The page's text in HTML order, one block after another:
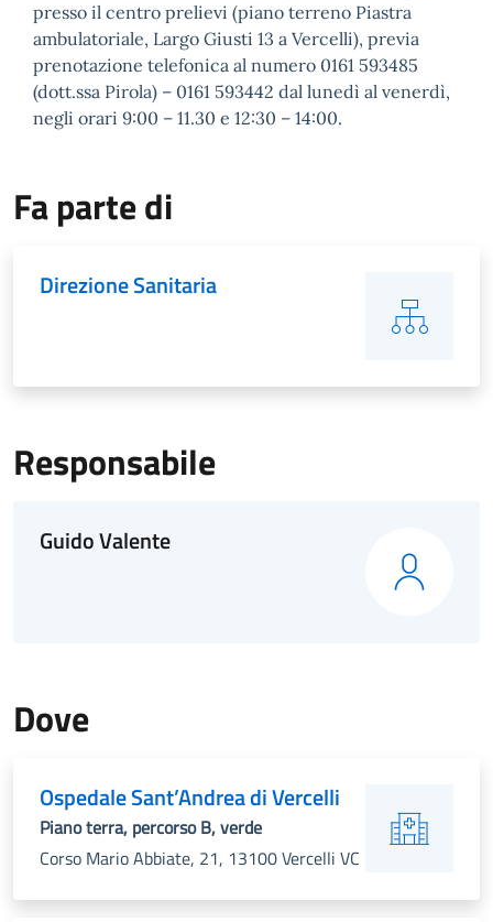
presso il centro prelievi (piano terreno Piastra
ambulatoriale, Largo Giusti 13 a Vercelli), previa
prenotazione telefonica al numero 0161 593485
(dott.ssa Pirola) – 0161 593442 dal lunedì al venerdì,
negli orari 9:00 – 11.30 e 12:30 – 14:00.
Fa parte di
Direzione Sanitaria
Responsabile
Guido Valente
Dove
Ospedale Sant’Andrea di Vercelli
Piano terra, percorso B, verde
Corso Mario Abbiate, 21, 13100 Vercelli VC